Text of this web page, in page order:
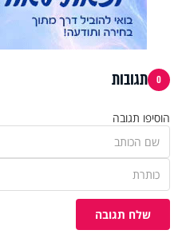
0 תגובות
הוסיפו תגובה
שלח תגובה